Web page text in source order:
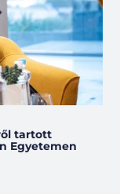
tartott
Egyetemen